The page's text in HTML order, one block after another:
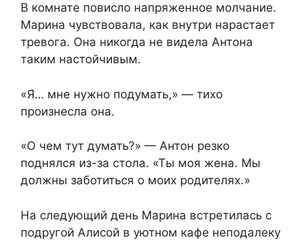
В комнате повисло напряженное молчание.
Марина чувствовала, как внутри нарастает
тревога. Она никогда не видела Антона
таким настойчивым.
«Я… мне нужно подумать,» — тихо
произнесла она.
«О чем тут думать?» — Антон резко
поднялся из-за стола. «Ты моя жена. Мы
должны заботиться о моих родителях.»
На следующий день Марина встретилась с
подругой Алисой в уютном кафе неподалеку